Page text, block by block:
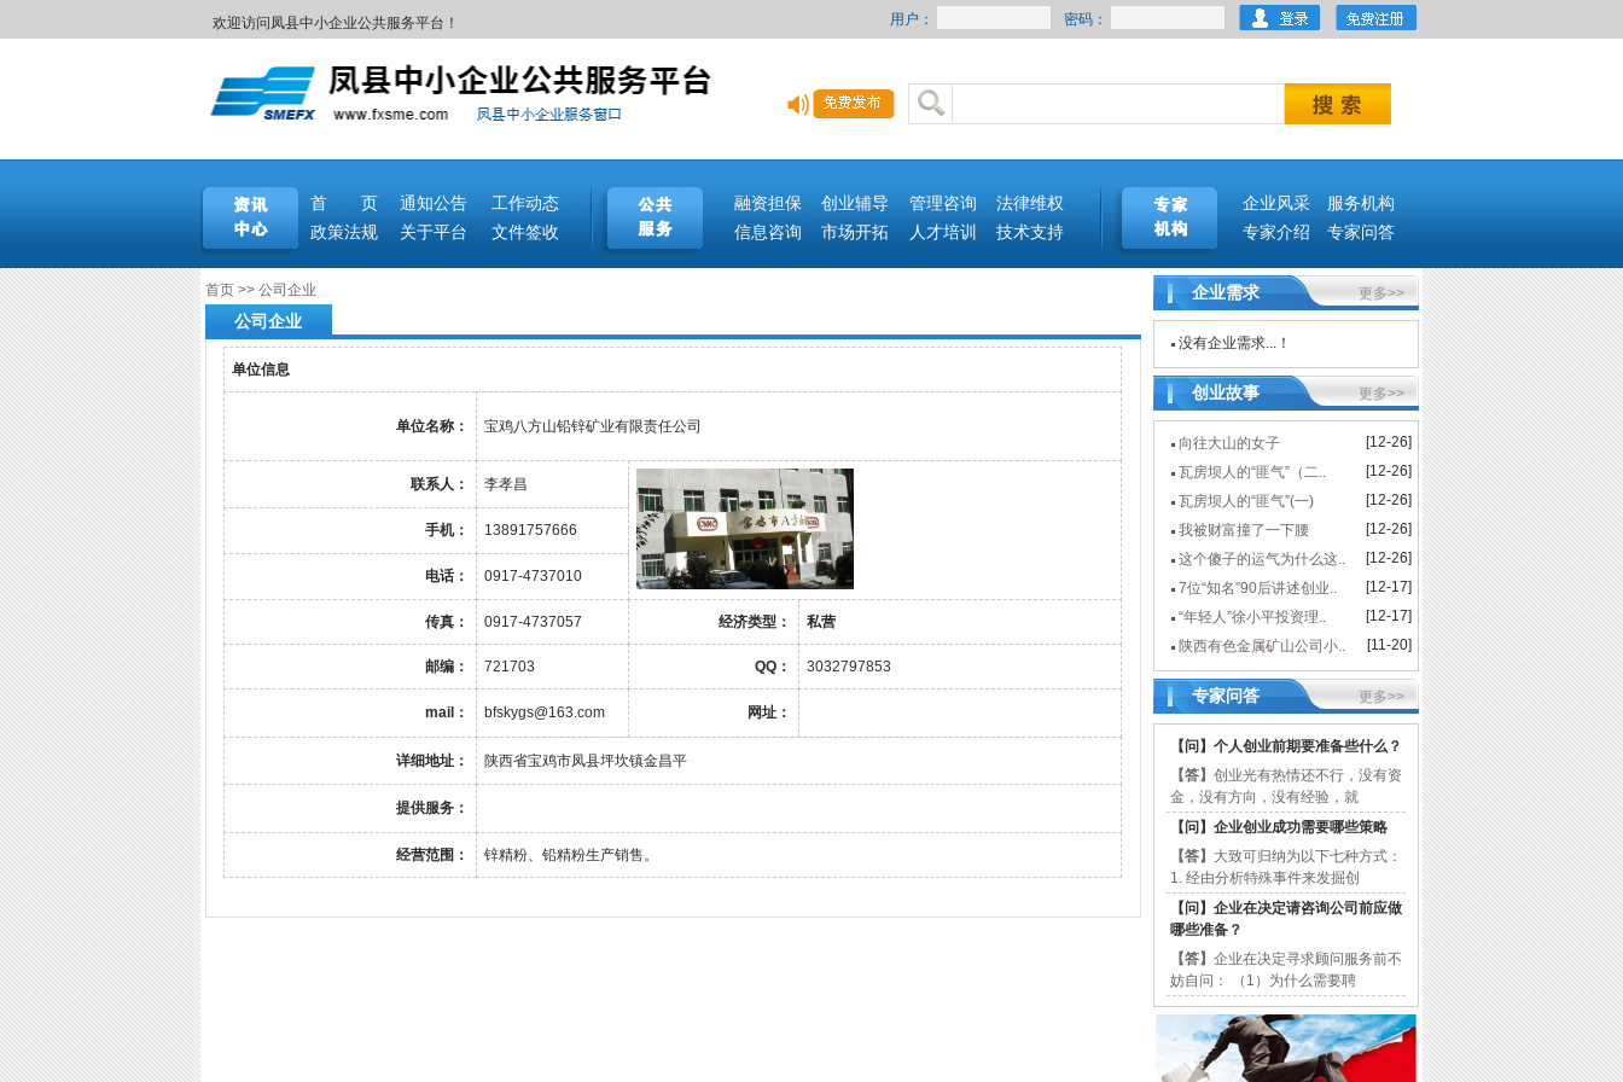
欢迎访问凤县中小企业公共服务平台！ 用户： 密码：
首 页 通知公告 工作动态 融资担保 创业辅导 管理咨询 法律维权 企业风采
服务机构
政策法规
关于平台 文件签收 信息咨询 市场开拓 人才培训 技术支持 专家介绍 专家问答
企业需求 更多>>
没有企业需求...！
创业故事 更多>>
向往大山的女子
[12-26]
瓦房坝人的“匪气”（二..
[12-26]
瓦房坝人的“匪气”(一)
[12-26]
我被财富撞了一下腰
[12-26]
这个傻子的运气为什么这..
[12-26]
7位“知名”90后讲述创业..
[12-17]
“年轻人”徐小平投资理..
[12-17]
陕西有色金属矿山公司小..
[11-20]
专家问答 更多>>
【问】 个人创业前期要准备些什么？
【答】 创业光有热情还不行，没有资
金，没有方向，没有经验，就
【问】 企业创业成功需要哪些策略
【答】
大致可归纳为以下七种方式：
1. 经由分析特殊事件来发掘创
【问】 企业在决定请咨询公司前应做
哪些准备？
【答】 企业在决定寻求顾问服务前不
妨自问： （1）为什么需要聘
首页>> 公司企业
公司企业
单位信息
单位名称： 宝鸡八方山铅锌矿业有限责任公司
联系人： 李孝昌
手机： 13891757666
电话： 0917-4737010
传真： 0917-4737057 经济类型： 私营
邮编： 721703 QQ： 3032797853
mail： bfskygs@163.com 网址：
详细地址： 陕西省宝鸡市凤县坪坎镇金昌平
提供服务：
经营范围： 锌精粉、铅精粉生产销售。